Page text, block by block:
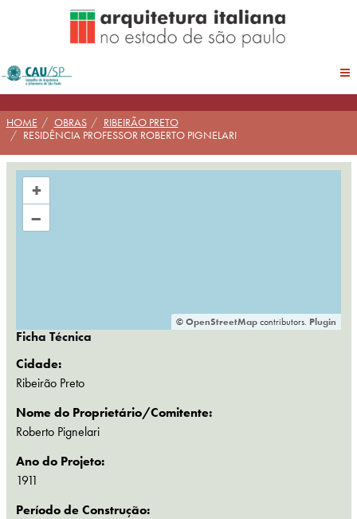
HOME OBRAS
RIBEIRÃO PRETO
RESIDÊNCIA PROFESSOR ROBERTO PIGNELARI
+
–
©OpenStreetMapcontributors. Plugin
Ficha Técnica
Cidade:
Ribeirão Preto
Nome do Proprietário/Comitente:
Roberto Pignelari
Ano do Projeto:
1911
Período de Construção: